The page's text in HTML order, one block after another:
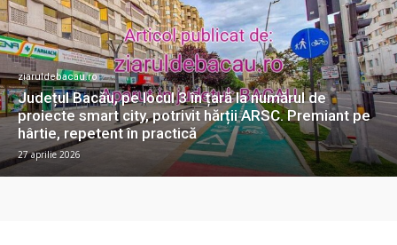
ziaruldebacau.ro
Județul Bacău, pe locul 3 în țară la numărul de
proiecte smart city, potrivit hărții ARSC. Premiant pe
hârtie, repetent în practică
27 aprilie 2026